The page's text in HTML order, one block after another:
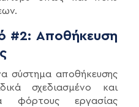
#2: Αποθήκευση
σύστημα αποθήκευσης
σχεδιασμένο και
φόρτους εργασίας